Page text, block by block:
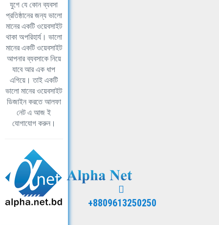
যুগে যে কোন ব্যবসা
প্রতিষ্ঠানের জন্য ভালো
মানের একটি ওয়েবসাইট
থাকা অপরিহার্য। ভালো
মানের একটি ওয়েবসাইট
আপনার ব্যবসাকে নিয়ে
যাবে আর এক ধাপ
এগিয়ে। তাই একটি
ভালো মানের ওয়েবসাইট
ডিজাইন করতে আলফা
নেট এ আজ ই
যোগাযোগ করুন।
+8809613250250